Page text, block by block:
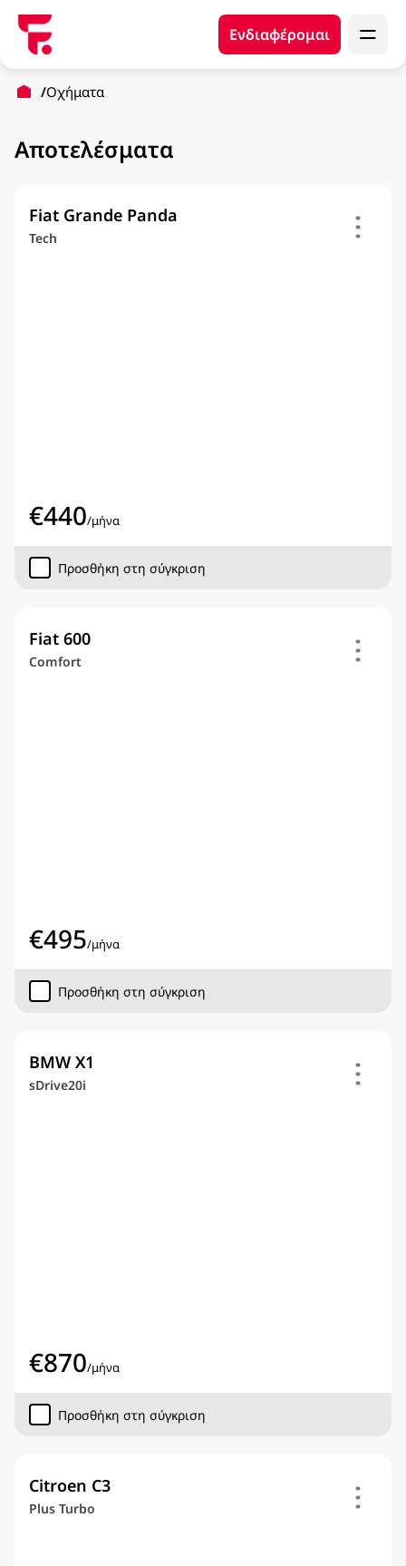
Ενδιαφέρομαι
Οχήματα
Αποτελέσματα
Fiat Grande Panda
Tech
€440/μήνα
Προσθήκη στη σύγκριση
Fiat 600
Comfort
€495/μήνα
Προσθήκη στη σύγκριση
BMW X1
sDrive20i
€870/μήνα
Προσθήκη στη σύγκριση
Citroen C3
Plus Turbo